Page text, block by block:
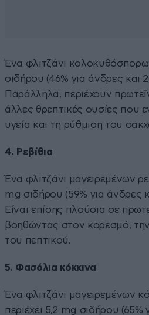
Ένα φλιτζάνι
σιδήρου (46% για άνδρες και
Παράλληλα, περιέχουν
άλλες θρεπτικές ουσίες που
υγεία και τη ρύθμιση του
4. Ρεβίθια
Ένα φλιτζάνι μαγειρεμένων
mg σιδήρου (59% για άνδρες
Είναι επίσης πλούσια σε
βοηθώντας στον κορεσμό, την
του πεπτικού.
5. Φασόλια κόκκινα
Ένα φλιτζάνι μαγειρεμένων
περιέχει 5,2 mg σιδήρου (65%